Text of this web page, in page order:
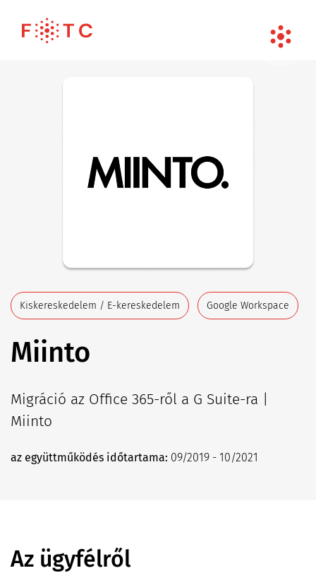
Kiskereskedelem / E-kereskedelem Google Workspace
Miinto
Migráció az Office 365-ről a G Suite-ra |
Miinto
az együttműködés időtartama: 09/2019 - 10/2021
Az ügyfélről